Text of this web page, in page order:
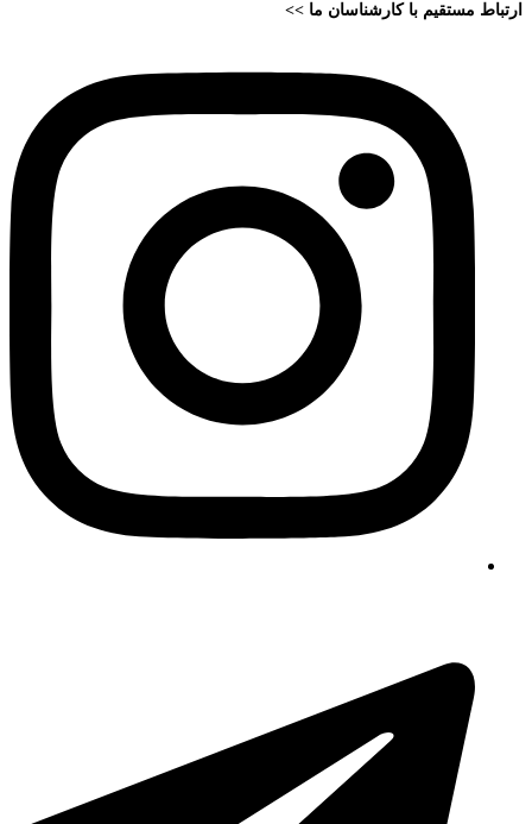
ارتباط مستقیم با کارشناسان ما >>